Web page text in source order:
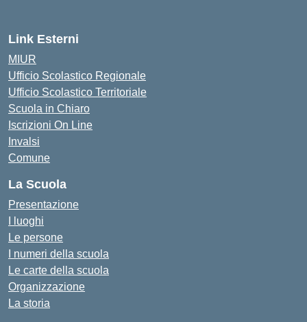
Link Esterni
MIUR
Ufficio Scolastico Regionale
Ufficio Scolastico Territoriale
Scuola in Chiaro
Iscrizioni On Line
Invalsi
Comune
La Scuola
Presentazione
I luoghi
Le persone
I numeri della scuola
Le carte della scuola
Organizzazione
La storia